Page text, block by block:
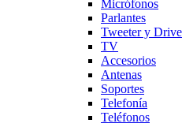
Micrófonos
Parlantes
Tweeter y
TV
Accesorios
Antenas
Soportes
Telefonía
Teléfonos